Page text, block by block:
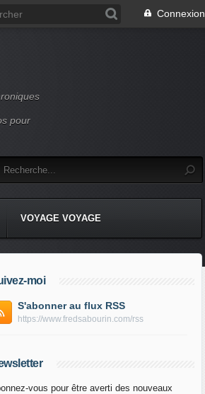
Connexion
pour
VOYAGE VOYAGE
moi
S'abonner au flux RSS
https://www.fredsabourin.com/rss
vous pour être averti des nouveaux